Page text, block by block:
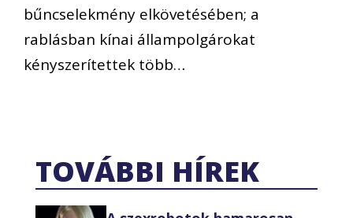
bűncselekmény elkövetésében; a
rablásban kínai állampolgárokat
kényszerítettek több…
TOVÁBBI HÍREK